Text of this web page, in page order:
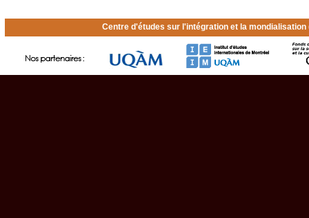
Centre d'études sur l'intégration et la mondialisation